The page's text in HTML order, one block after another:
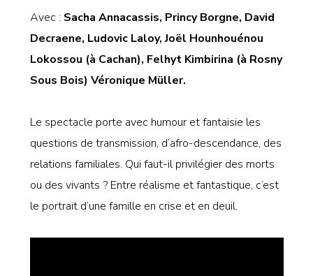
Avec : Sacha Annacassis, Princy Borgne, David
Decraene, Ludovic Laloy, Joël Hounhouénou
Lokossou (à Cachan), Felhyt Kimbirina (à Rosny
Sous Bois) Véronique Müller.
Le spectacle porte avec humour et fantaisie les
questions de transmission, d’afro-descendance, des
relations familiales. Qui faut-il privilégier des morts
ou des vivants ? Entre réalisme et fantastique, c’est
le portrait d’une famille en crise et en deuil.